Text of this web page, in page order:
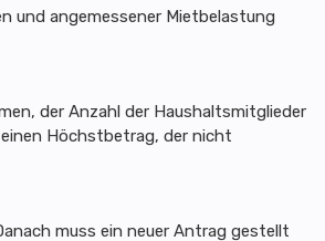
und angemessener Mietbelastung
der Anzahl der Haushaltsmitglieder
Höchstbetrag, der nicht
muss ein neuer Antrag gestellt